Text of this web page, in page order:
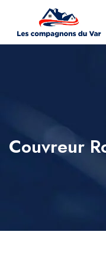
Couvreur